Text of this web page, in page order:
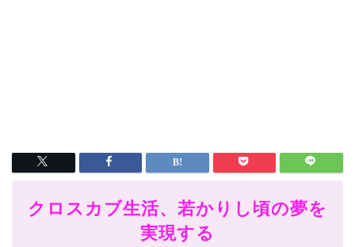
クロスカブ生活、若かりし頃の夢を
実現する